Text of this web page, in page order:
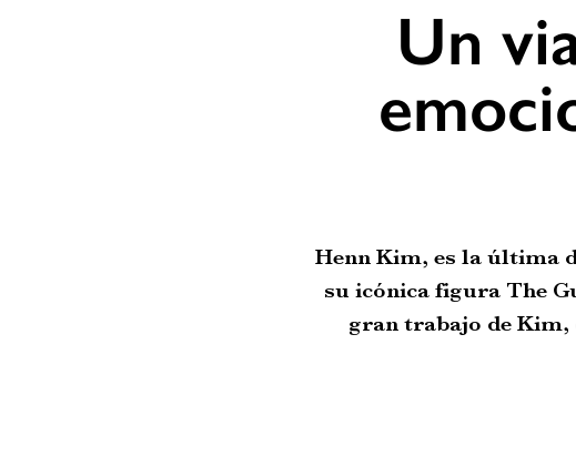
Un
Henn Kim, es la última
su icónica figura The
gran trabajo de Kim,